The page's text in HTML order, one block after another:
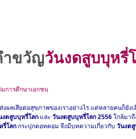
าขวัญวันงดสูบบุหรี่
การศึกษาเอกชน
สียต่อสุขภาพของเราอย่างไร แต่หลายคนก็ยังเ
งดสูบบุหรี่โลก และ วันงดสูบบุหรี่โลก 2556 ใกล้มา
รี่โลก กระปุกดอทคอม จึงมีบทความเกี่ยวกับ วันงด